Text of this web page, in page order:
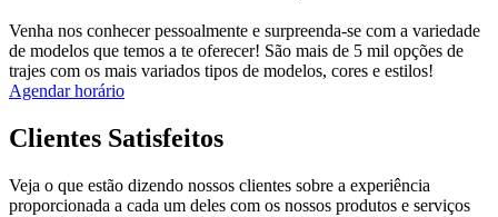
Venha nos conhecer pessoalmente e surpreenda-se com a variedade
de modelos que temos a te oferecer! São mais de 5 mil opções de
trajes com os mais variados tipos de modelos, cores e estilos!
Agendar horário
Clientes Satisfeitos
Veja o que estão dizendo nossos clientes sobre a experiência
proporcionada a cada um deles com os nossos produtos e serviços